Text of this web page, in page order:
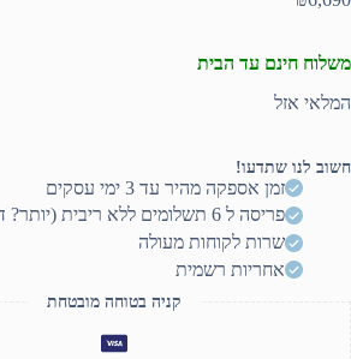
משלוח חינם עד הבית
המלאי אזל
חשוב לנו שתדעו!
זמן אספקה מהיר עד 3 ימי עסקים
פריסה ל 6 תשלומים ללא ריבית (יותר? דברו איתנו)
שרות לקוחות מעולה
אחריות רשמית
קניה בטוחה מובטחת